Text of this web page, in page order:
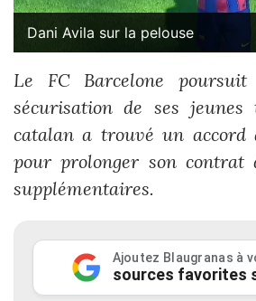
Dani Avila sur la pelouse
Le FC Barcelone
sécurisation de ses
catalan a trouvé un accord
pour prolonger son contrat
supplémentaires.
Ajoutez Blaugranas à
sources favorites